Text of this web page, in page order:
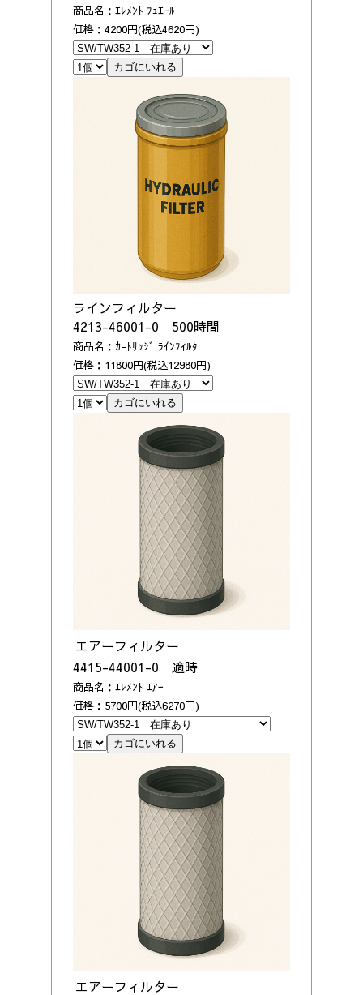
商品名：ｴﾚﾒﾝﾄ ﾌｭｴｰﾙ
価格：4200円(税込4620円)
ラインフィルター
4213-46001-0 500時間
商品名：ｶ-ﾄﾘｯｼﾞ ﾗｲﾝﾌｨﾙﾀ
価格：11800円(税込12980円)
エアーフィルター
4415-44001-0 適時
商品名：ｴﾚﾒﾝﾄ ｴｱｰ
価格：5700円(税込6270円)
エアーフィルター